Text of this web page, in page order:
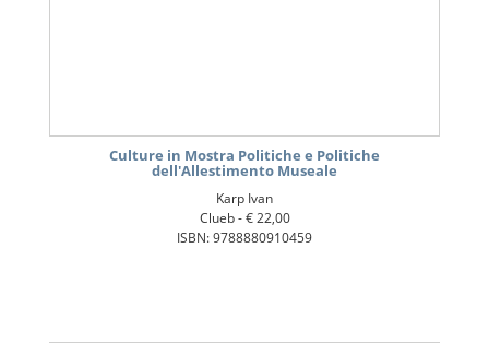
Culture in Mostra Politiche e Politiche
dell'Allestimento Museale
Karp Ivan
Clueb -€ 22,00
ISBN: 9788880910459